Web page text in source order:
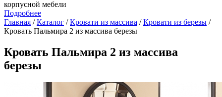
корпусной мебели
Подробнее
Главная /Каталог /Кровати из массива /Кровати из березы /
Кровать Пальмира 2 из массива березы
Кровать Пальмира 2 из массива
березы